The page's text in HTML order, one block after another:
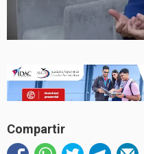
Compartir